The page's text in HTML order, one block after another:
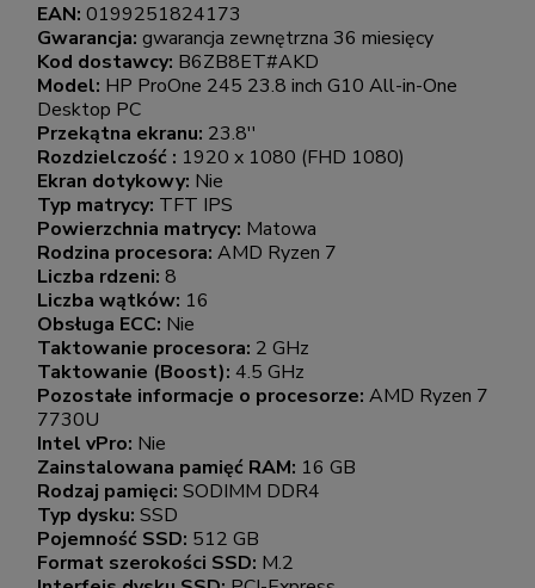
EAN: 0199251824173
Gwarancja: gwarancja zewnętrzna 36 miesięcy
Kod dostawcy: B6ZB8ET#AKD
Model: HP ProOne 245 23.8 inch G10 All-in-One
Desktop PC
Przekątna ekranu: 23.8''
Rozdzielczość : 1920 x 1080 (FHD 1080)
Ekran dotykowy: Nie
Typ matrycy: TFT IPS
Powierzchnia matrycy: Matowa
Rodzina procesora: AMD Ryzen 7
Liczba rdzeni: 8
Liczba wątków: 16
Obsługa ECC: Nie
Taktowanie procesora: 2 GHz
Taktowanie (Boost): 4.5 GHz
Pozostałe informacje o procesorze: AMD Ryzen 7
7730U
Intel vPro: Nie
Zainstalowana pamięć RAM: 16 GB
Rodzaj pamięci: SODIMM DDR4
Typ dysku: SSD
Pojemność SSD: 512 GB
Format szerokości SSD: M.2